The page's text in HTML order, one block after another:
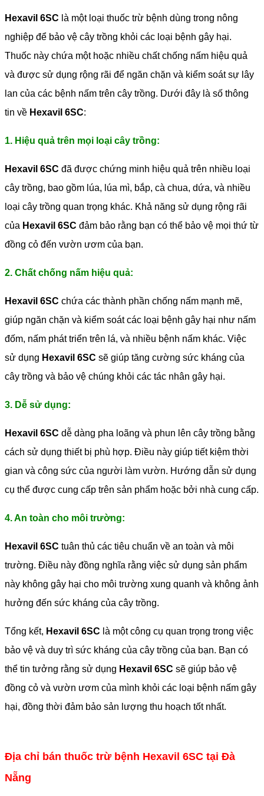
Hexavil 6SC là một loại thuốc trừ bệnh dùng trong nông
nghiệp để bảo vệ cây trồng khỏi các loại bệnh gây hại.
Thuốc này chứa một hoặc nhiều chất chống nấm hiệu quả
và được sử dụng rộng rãi để ngăn chặn và kiểm soát sự lây
lan của các bệnh nấm trên cây trồng. Dưới đây là số thông
tin về Hexavil 6SC:
1. Hiệu quả trên mọi loại cây trồng:
Hexavil 6SC đã được chứng minh hiệu quả trên nhiều loại
cây trồng, bao gồm lúa, lúa mì, bắp, cà chua, dứa, và nhiều
loại cây trồng quan trọng khác. Khả năng sử dụng rộng rãi
của Hexavil 6SC đảm bảo rằng bạn có thể bảo vệ mọi thứ từ
đồng cỏ đến vườn ươm của bạn.
2. Chất chống nấm hiệu quả:
Hexavil 6SC chứa các thành phần chống nấm mạnh mẽ,
giúp ngăn chặn và kiểm soát các loại bệnh gây hại như nấm
đốm, nấm phát triển trên lá, và nhiều bệnh nấm khác. Việc
sử dụng Hexavil 6SC sẽ giúp tăng cường sức kháng của
cây trồng và bảo vệ chúng khỏi các tác nhân gây hại.
3. Dễ sử dụng:
Hexavil 6SC dễ dàng pha loãng và phun lên cây trồng bằng
cách sử dụng thiết bị phù hợp. Điều này giúp tiết kiệm thời
gian và công sức của người làm vườn. Hướng dẫn sử dụng
cụ thể được cung cấp trên sản phẩm hoặc bởi nhà cung cấp.
4. An toàn cho môi trường:
Hexavil 6SC tuân thủ các tiêu chuẩn về an toàn và môi
trường. Điều này đồng nghĩa rằng việc sử dụng sản phẩm
này không gây hại cho môi trường xung quanh và không ảnh
hưởng đến sức kháng của cây trồng.
Tổng kết, Hexavil 6SC là một công cụ quan trọng trong việc
bảo vệ và duy trì sức kháng của cây trồng của bạn. Bạn có
thể tin tưởng rằng sử dụng Hexavil 6SC sẽ giúp bảo vệ
đồng cỏ và vườn ươm của mình khỏi các loại bệnh nấm gây
hại, đồng thời đảm bảo sản lượng thu hoạch tốt nhất.
Địa chỉ bán thuốc trừ bệnh Hexavil 6SC tại Đà
Nẵng